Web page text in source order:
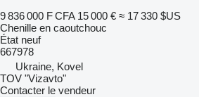
9 836 000 F CFA 15 000 € ≈ 17 330 $US
Chenille en caoutchouc
État neuf
667978
Ukraine, Kovel
TOV "Vizavto"
Contacter le vendeur